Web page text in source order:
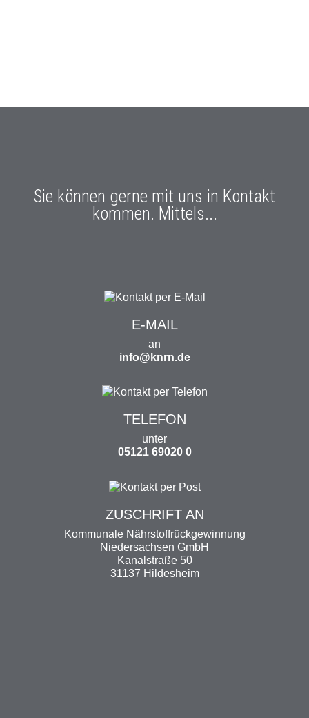
Sie können gerne mit uns in Kontakt
kommen. Mittels...
E-MAIL
an
info@knrn.de
TELEFON
unter
05121 69020 0
ZUSCHRIFT AN
Kommunale Nährstoffrückgewinnung
Niedersachsen GmbH
Kanalstraße 50
31137 Hildesheim